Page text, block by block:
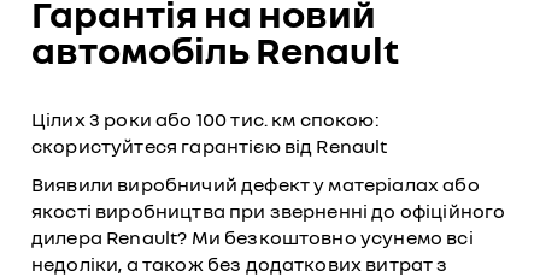
Гарантія на новий
автомобіль Renault
Цілих 3 роки або 100 тис. км спокою:
скористуйтеся гарантією від Renault
Виявили виробничий дефект у матеріалах або
якості виробництва при зверненні до офіційного
дилера Renault? Ми безкоштовно усунемо всі
недоліки, а також без додаткових витрат з